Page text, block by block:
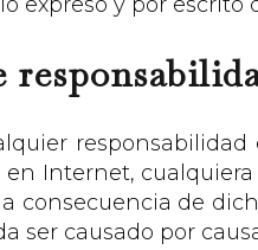
Internet,
consecuencia de
ser causado por